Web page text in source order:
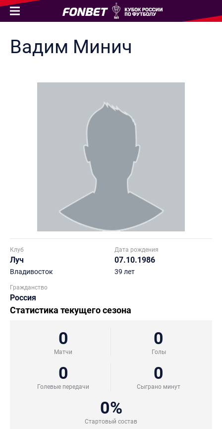
Вадим Минич
Клуб
Луч
Владивосток
Дата рождения
07.10.1986
39 лет
Гражданство
Россия
Статистика текущего сезона
0
Матчи
0
Голы
0
Голевые передачи
0
Сыграно минут
0%
Стартовый состав